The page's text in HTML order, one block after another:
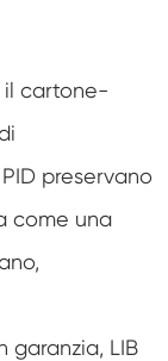
il cartone-
preservano
come una
LIB